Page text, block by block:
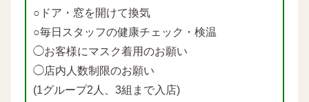
○ドア・窓を開けて換気
○毎日スタッフの健康チェック・検温
◯お客様にマスク着用のお願い
◯店内人数制限のお願い
(1グループ2人、3組まで入店)